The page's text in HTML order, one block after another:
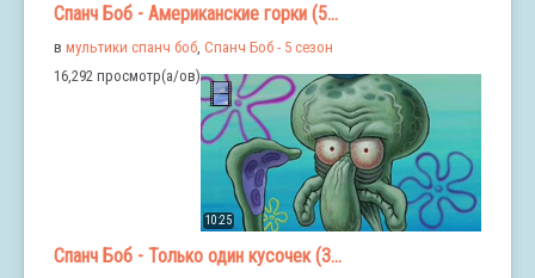
Спанч Боб - Американские горки (5...
в мультики спанч боб, Спанч Боб - 5 сезон
16,292 просмотр(а/ов)
10:25
Спанч Боб - Только один кусочек (3...